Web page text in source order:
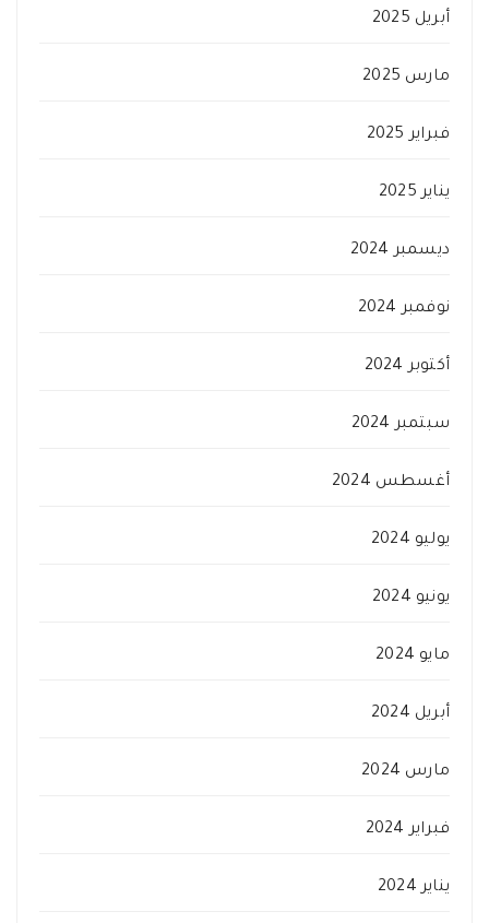
أبريل 2025
مارس 2025
فبراير 2025
يناير 2025
ديسمبر 2024
نوفمبر 2024
أكتوبر 2024
سبتمبر 2024
أغسطس 2024
يوليو 2024
يونيو 2024
مايو 2024
أبريل 2024
مارس 2024
فبراير 2024
يناير 2024